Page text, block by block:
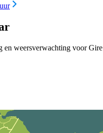
en weersverwachting voor Gire